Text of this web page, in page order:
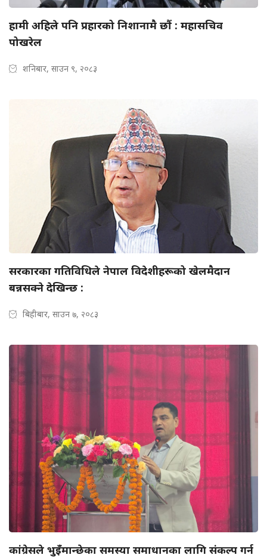
हामी अहिले पनि प्रहारको निशानामै छौं : महासचिव
पोखरेल
शनिबार, साउन ९, २०८३
सरकारका गतिविधिले नेपाल विदेशीहरूको खेलमैदान
बन्नसक्ने देखिन्छ :
बिहीबार, साउन ७, २०८३
कांग्रेसले भुइँमान्छेका समस्या समाधानका लागि संकल्प गर्न